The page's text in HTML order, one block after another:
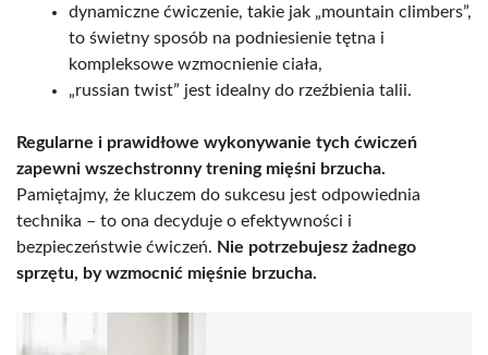
dynamiczne ćwiczenie, takie jak „mountain climbers”,
to świetny sposób na podniesienie tętna i
kompleksowe wzmocnienie ciała,
„russian twist” jest idealny do rzeźbienia talii.
Regularne i prawidłowe wykonywanie tych ćwiczeń
zapewni wszechstronny trening mięśni brzucha.
Pamiętajmy, że kluczem do sukcesu jest odpowiednia
technika – to ona decyduje o efektywności i
bezpieczeństwie ćwiczeń. Nie potrzebujesz żadnego
sprzętu, by wzmocnić mięśnie brzucha.